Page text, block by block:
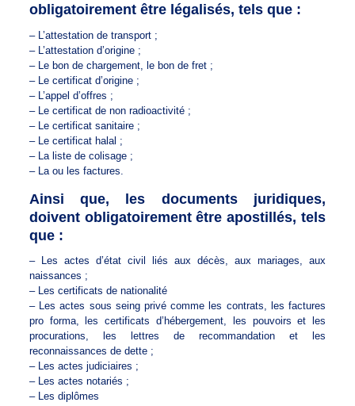
obligatoirement être légalisés, tels que :
– L’attestation de transport ;
– L’attestation d’origine ;
– Le bon de chargement, le bon de fret ;
– Le certificat d’origine ;
– L’appel d’offres ;
– Le certificat de non radioactivité ;
– Le certificat sanitaire ;
– Le certificat halal ;
– La liste de colisage ;
– La ou les factures.
Ainsi que, les documents juridiques,
doivent obligatoirement être apostillés, tels
que :
– Les actes d’état civil liés aux décès, aux mariages, aux
naissances ;
– Les certificats de nationalité
– Les actes sous seing privé comme les contrats, les factures
pro forma, les certificats d’hébergement, les pouvoirs et les
procurations, les lettres de recommandation et les
reconnaissances de dette ;
– Les actes judiciaires ;
– Les actes notariés ;
– Les diplômes